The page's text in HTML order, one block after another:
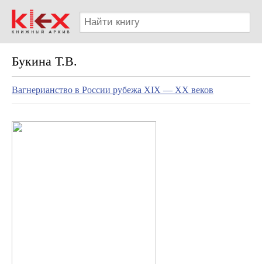
Букина Т.В.
Вагнерианство в России рубежа XIX — XX веков